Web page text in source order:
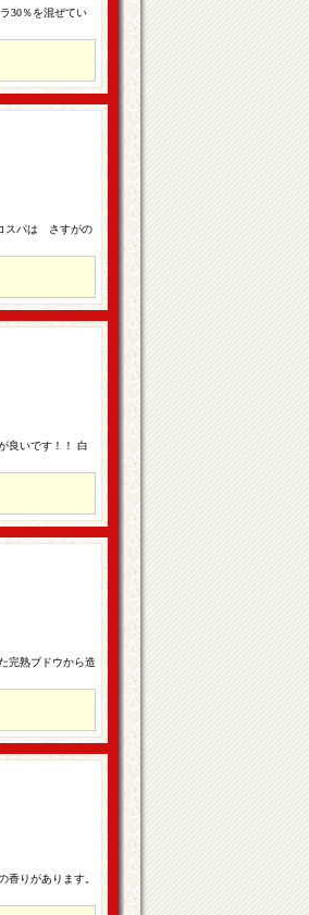
30％を混ぜてい
スパは さすがの
良いです！！ 白
完熟ブドウから造
香りがあります。